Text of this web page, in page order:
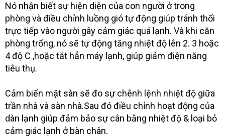
Nó nhận biết sự hiện diện của con người ở trong
phòng và điều chỉnh luồng gió tự động giúp tránh thổi
trực tiếp vào người gây cảm giác quá lạnh. Và khi căn
phòng trống, nó sẽ tự động tăng nhiệt độ lên 2. 3 hoặc
4 độ C ,hoặc tắt hẳn máy lạnh, giúp giảm điện năng
tiêu thụ.
Cảm biến mặt sàn sẽ đo sự chênh lệnh nhiệt độ giữa
trần nhà và sàn nhà.Sau đó điều chỉnh hoạt động của
dàn lạnh giúp đảm bảo sự cân bằng nhiệt độ & loại bỏ
cảm giác lạnh ở bàn chân.